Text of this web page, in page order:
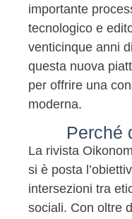
importante
tecnologico e
venticinque anni
questa nuova
per offrire una
moderna.
Perché
La rivista
si è posta
intersezioni tra
sociali. Con oltre